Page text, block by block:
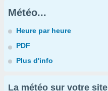
Météo...
Heure par heure
PDF
Plus d'info
La météo sur votre site